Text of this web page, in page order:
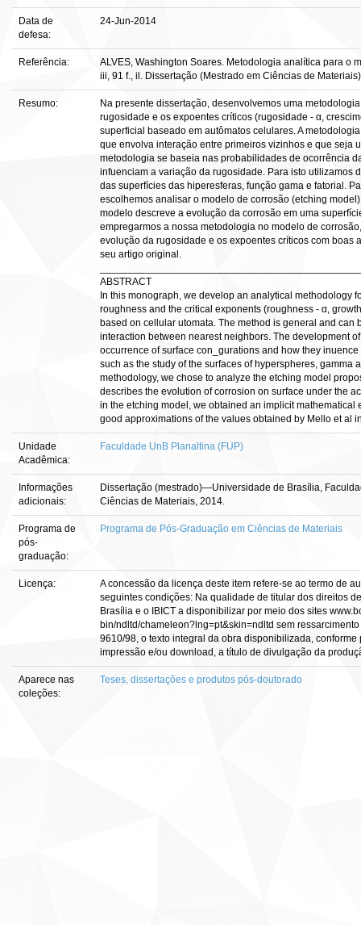
Data de
defesa:
24-Jun-2014
Referência:
ALVES, Washington Soares. Metodologia analítica para o
iii, 91 f., il. Dissertação (Mestrado em Ciências de
Resumo:
Na presente dissertação, desenvolvemos uma
rugosidade e os expoentes críticos (rugosidade - α,
superficial baseado em autômatos celulares. A
que envolva interação entre primeiros vizinhos e que seja
metodologia se baseia nas probabilidades de ocorrência
infuenciam a variação da rugosidade. Para isto utilizamos
das superfícies das hiperesferas, função gama e fatorial.
escolhemos analisar o modelo de corrosão (etching
modelo descreve a evolução da corrosão em uma
empregarmos a nossa metodologia no modelo de
evolução da rugosidade e os expoentes críticos com boas
seu artigo original.
ABSTRACT
In this monograph, we develop an analytical methodology
roughness and the critical exponents (roughness - α,
based on cellular utomata. The method is general and
interaction between nearest neighbors. The development
occurrence of surface con_gurations and how they
such as the study of the surfaces of hyperspheres, gamma
methodology, we chose to analyze the etching model
describes the evolution of corrosion on surface under the
in the etching model, we obtained an implicit
good approximations of the values obtained by Mello et al
Unidade
Acadêmica:
Faculdade UnB Planaltina (FUP)
Informações
adicionais:
Dissertação (mestrado)—Universidade de Brasília,
Ciências de Materiais, 2014.
Programa de
pós-
graduação:
Programa de Pós-Graduação em Ciências de Materiais
Licença:
A concessão da licença deste item refere-se ao termo de
seguintes condições: Na qualidade de titular dos direitos
Brasília e o IBICT a disponibilizar por meio dos sites
bin/ndltd/chameleon?lng=pt&skin=ndltd sem
9610/98, o texto integral da obra disponibilizada,
impressão e/ou download, a título de divulgação da
Aparece nas
coleções:
Teses, dissertações e produtos pós-doutorado